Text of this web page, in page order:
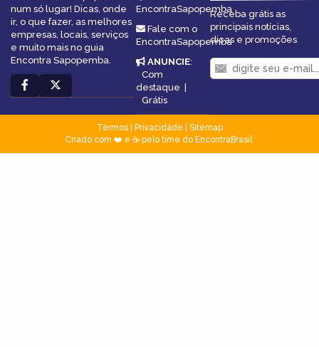
num só lugar! Dicas, onde
ir, o que fazer, as melhores
empresas, locais, serviços
e muito mais no guia
Encontra Sapopemba.
EncontraSapopemba
Fale com o
EncontraSapopemba
ANUNCIE:
Com
destaque
Grátis
Receba grátis as
principais notícias,
dicas e promoções
Termos| Privacidade
Sitemap
Criado com ❤️ e ☕ pelo time do EncontraBrasil